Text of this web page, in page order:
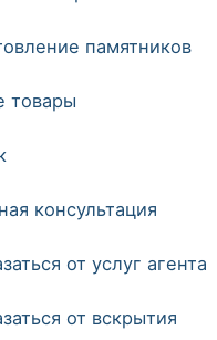
памятников
товары
консультация
от услуг агента
от вскрытия